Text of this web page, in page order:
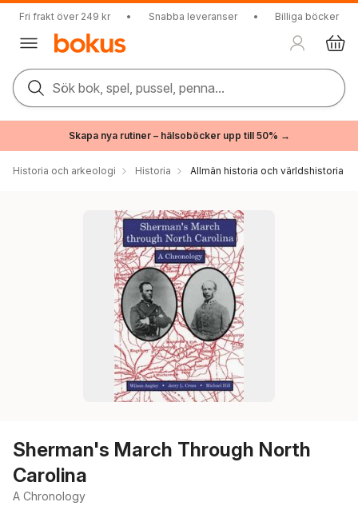
Fri frakt över 249 kr • Snabba leveranser • Billiga böcker
Sök bok, spel, pussel, penna...
Skapa nya rutiner – hälsoböcker upp till 50% →
Historia och arkeologi Historia Allmän historia och världshistoria
Sherman's March Through North
Carolina
A Chronology